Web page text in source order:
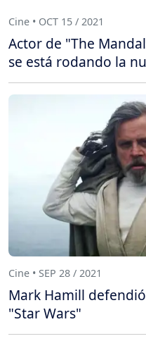
Cine • OCT 15 / 2021
Actor de "The
se está rodando la
Cine • SEP 28 / 2021
Mark Hamill
"Star Wars"